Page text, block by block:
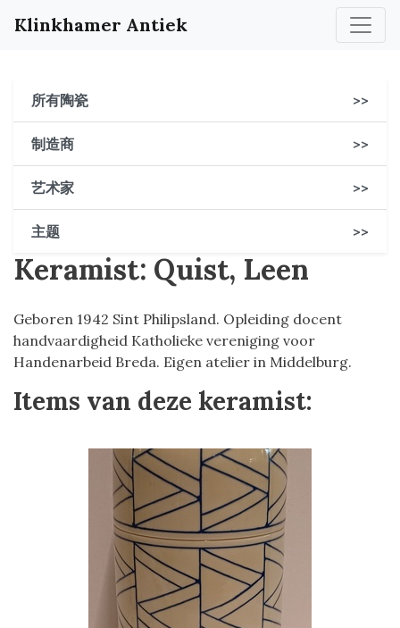
Klinkhamer Antiek
所有陶瓷 >>
制造商 >>
艺术家 >>
主题 >>
Keramist: Quist, Leen
Geboren 1942 Sint Philipsland. Opleiding docent
handvaardigheid Katholieke vereniging voor
Handenarbeid Breda. Eigen atelier in Middelburg.
Items van deze keramist: